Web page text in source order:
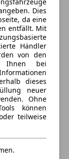
Dies
da eine
entfällt. Mit
Händler
von den
Ihnen bei
dieses
neuer
Ohne
können
teilweise